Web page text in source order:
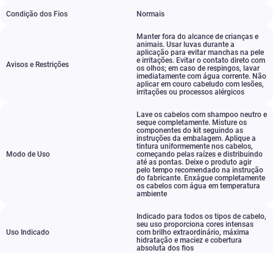
Condição dos Fios Normais
Avisos e Restrições
Manter fora do alcance de crianças e
animais. Usar luvas durante a
aplicação para evitar manchas na pele
e irritações. Evitar o contato direto com
os olhos; em caso de respingos, lavar
imediatamente com água corrente. Não
aplicar em couro cabeludo com lesões,
irritações ou processos alérgicos
Modo de Uso
Lave os cabelos com shampoo neutro e
seque completamente. Misture os
componentes do kit seguindo as
instruções da embalagem. Aplique a
tintura uniformemente nos cabelos,
começando pelas raízes e distribuindo
até as pontas. Deixe o produto agir
pelo tempo recomendado na instrução
do fabricante. Enxágue completamente
os cabelos com água em temperatura
ambiente
Uso Indicado
Indicado para todos os tipos de cabelo,
seu uso proporciona cores intensas
com brilho extraordinário, máxima
hidratação e maciez e cobertura
absoluta dos fios